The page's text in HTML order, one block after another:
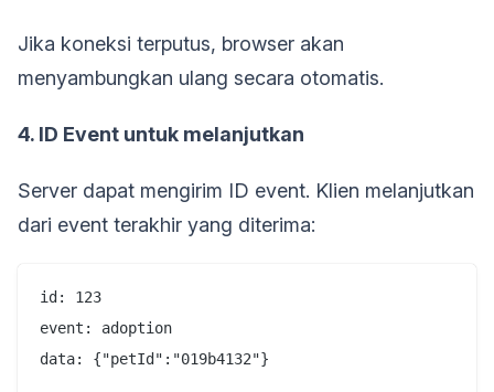
Jika koneksi terputus, browser akan
menyambungkan ulang secara otomatis.
4. ID Event untuk melanjutkan
Server dapat mengirim ID event. Klien melanjutkan
dari event terakhir yang diterima:
id: 123
event: adoption
data: {"petId":"019b4132"}